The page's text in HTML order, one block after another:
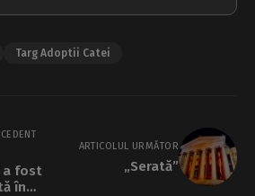
Targ Adoptii Catei
a fost
în
ARTICOLUL URMĂTOR
„Serată”